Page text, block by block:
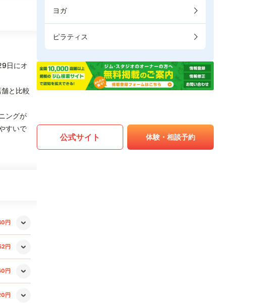
日にオ
と比較
ングが
すいで
円
円
円
円
ヨガ
ピラティス
公式サイト 体験・相談予約